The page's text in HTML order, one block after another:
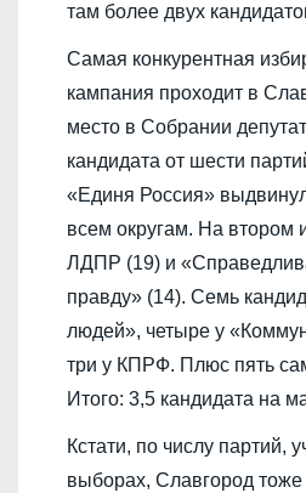
там более двух
Самая конкурентная
кампания проходит в
место в Собрании
кандидата от шести
«Единя Россия»
всем округам. На втором
ЛДПР (19) и
правду» (14). Семь
людей», четыре у
три у КПРФ. Плюс пять
Итого: 3,5 кандидата на
Кстати, по числу партий,
выборах, Славгород